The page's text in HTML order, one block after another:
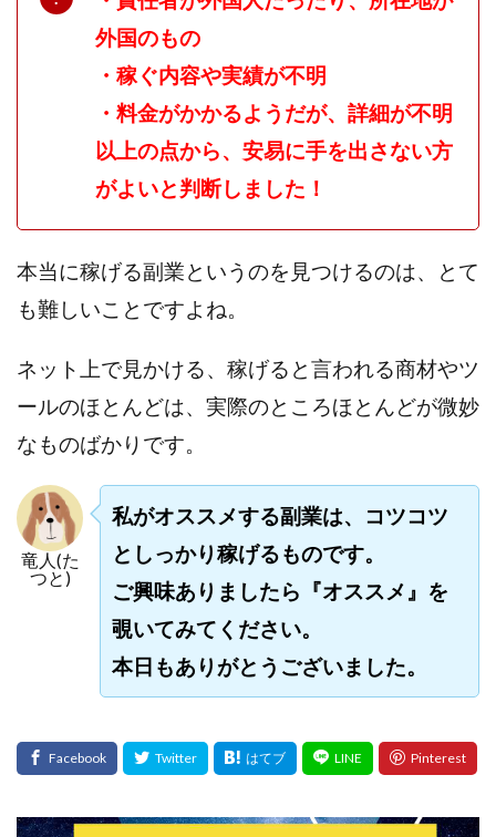
外国のもの
・稼ぐ内容や実績が不明
・料金がかかるようだが、詳細が不明
以上の点から、安易に手を出さない方
がよいと判断しました！
本当に稼げる副業というのを見つけるのは、とて
も難しいことですよね。
ネット上で見かける、稼げると言われる商材やツ
ールのほとんどは、実際のところほとんどが微妙
なものばかりです。
竜人(た
つと)
私がオススメする副業は、コツコツ
としっかり稼げるものです。
ご興味ありましたら『オススメ』を
覗いてみてください。
本日もありがとうございました。
プラチナメソッド2024
フラットワーク
フリー株式会社
ほったらかしFX運営事務局
マイリスト(My List)
김 가싸